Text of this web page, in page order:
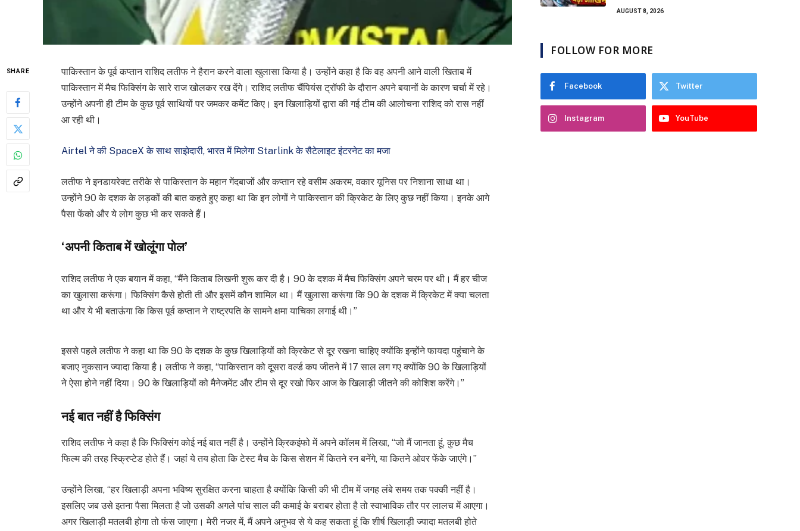
SHARE
पाकिस्तान के पूर्व कप्तान राशिद लतीफ ने हैरान करने वाला खुलासा किया है। उन्होंने कहा है कि वह अपनी आने वाली खिताब में
पाकिस्तान में मैच फिक्सिंग के सारे राज खोलकर रख देंगे। राशिद लतीफ चैंपियंस ट्रॉफी के दौरान अपने बयानों के कारण चर्चा में रहे।
उन्होंने अपनी ही टीम के कुछ पूर्व साथियों पर जमकर कमेंट किए। इन खिलाड़ियों द्वारा की गई टीम की आलोचना राशिद को रास नहीं
आ रही थी।
Airtel ने की SpaceX के साथ साझेदारी, भारत में मिलेगा Starlink के सैटेलाइट इंटरनेट का मजा
लतीफ ने इनडायरेक्ट तरीके से पाकिस्तान के महान गेंदबाजों और कप्तान रहे वसीम अकरम, वकार यूनिस पर निशाना साधा था।
उन्होंने 90 के दशक के लड़कों की बात कहते हुए कहा था कि इन लोगों ने पाकिस्तान की क्रिकेट के लिए कुछ नहीं किया। इनके आगे
पैसा फेंको और ये लोग कुछ भी कर सकते हैं।
‘अपनी किताब में खोलूंगा पोल’
राशिद लतीफ ने एक बयान में कहा, “मैंने किताब लिखनी शुरू कर दी है। 90 के दशक में मैच फिक्सिंग अपने चरम पर थी। मैं हर चीज
का खुलासा करूंगा। फिक्सिंग कैसे होती ती और इसमें कौन शामिल था। मैं खुलासा करूंगा कि 90 के दशक में क्रिकेट में क्या चलता
था और ये भी बताऊंगा कि किस पूर्व कप्तान ने राष्ट्रपति के सामने क्षमा याचिका लगाई थी।”
इससे पहले लतीफ ने कहा था कि 90 के दशक के कुछ खिलाड़ियों को क्रिकेट से दूर रखना चाहिए क्योंकि इन्होंने फायदा पहुंचाने के
बजाए नुकसान ज्यादा किया है। लतीफ ने कहा, “पाकिस्तान को दूसरा वर्ल्ड कप जीतने में 17 साल लग गए क्योंकि 90 के खिलाड़ियों
ने ऐसा होने नहीं दिया। 90 के खिलाड़ियों को मैनेजमेंट और टीम से दूर रखो फिर आज के खिलाड़ी जीतने की कोशिश करेंगे।”
नई बात नहीं है फिक्सिंग
राशिद लतीफ ने कहा है कि फिक्सिंग कोई नई बात नहीं है। उन्होंने क्रिकइंफो में अपने कॉलम में लिखा, “जो मैं जानता हूं, कुछ मैच
फिल्म की तरह स्क्रिप्टेड होते हैं। जहां ये तय होता कि टेस्ट मैच के किस सेशन में कितने रन बनेंगे, या कितने ओवर फेंके जाएंगे।”
उन्होंने लिखा, “हर खिलाड़ी अपना भविष्य सुरक्षित करना चाहता है क्योंकि किसी की भी टीम में जगह लंबे समय तक पक्की नहीं है।
इसलिए जब उसे इतना पैसा मिलता है जो उसकी अगले पांच साल की कमाई के बराबर होता है तो स्वाभाविक तौर पर लालच में आएगा।
अगर खिलाड़ी मतलबी होगा तो फंस जाएगा। मेरी नजर में, मैं अपने अनुभव से ये कह सकता हूं कि शीर्ष खिलाड़ी ज्यादा मतलबी होते
AUGUST 8, 2026
FOLLOW FOR MORE
Facebook Twitter
Instagram YouTube